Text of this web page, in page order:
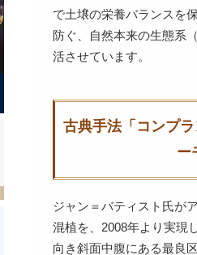
で土壌の栄養バランスを
防ぐ、自然本来の生態系
活させています。
古典手法「コンプ
ー
ジャン＝バティスト氏が
混植を、2008年より実現
向き斜面中腹にある最良